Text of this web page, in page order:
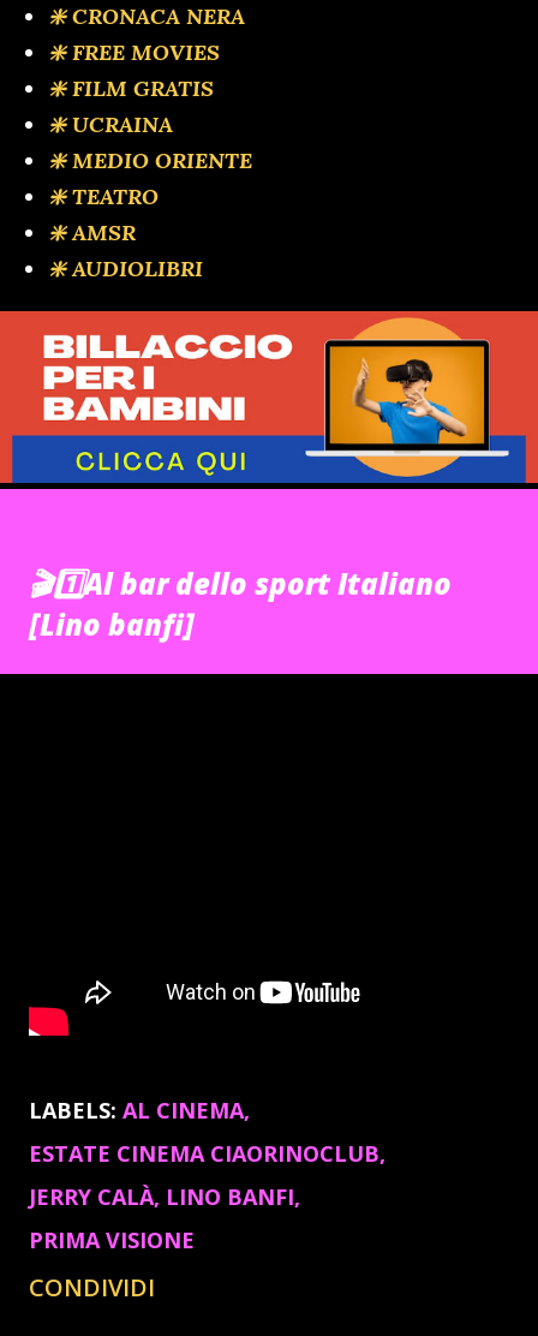
❇️ CRONACA NERA
❇️ FREE MOVIES
❇️ FILM GRATIS
❇️ UCRAINA
❇️ MEDIO ORIENTE
❇️ TEATRO
❇️ AMSR
❇️ AUDIOLIBRI
🎬1️⃣Al bar dello sport Italiano
[Lino banfi]
LABELS: AL CINEMA
ESTATE CINEMA CIAORINOCLUB
JERRY CALÀ LINO BANFI
PRIMA VISIONE
CONDIVIDI